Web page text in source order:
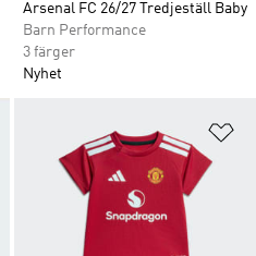
Arsenal FC 26/27 Tredjeställ Baby
Barn Performance
3 färger
Nyhet
Lägg till på önskelistan